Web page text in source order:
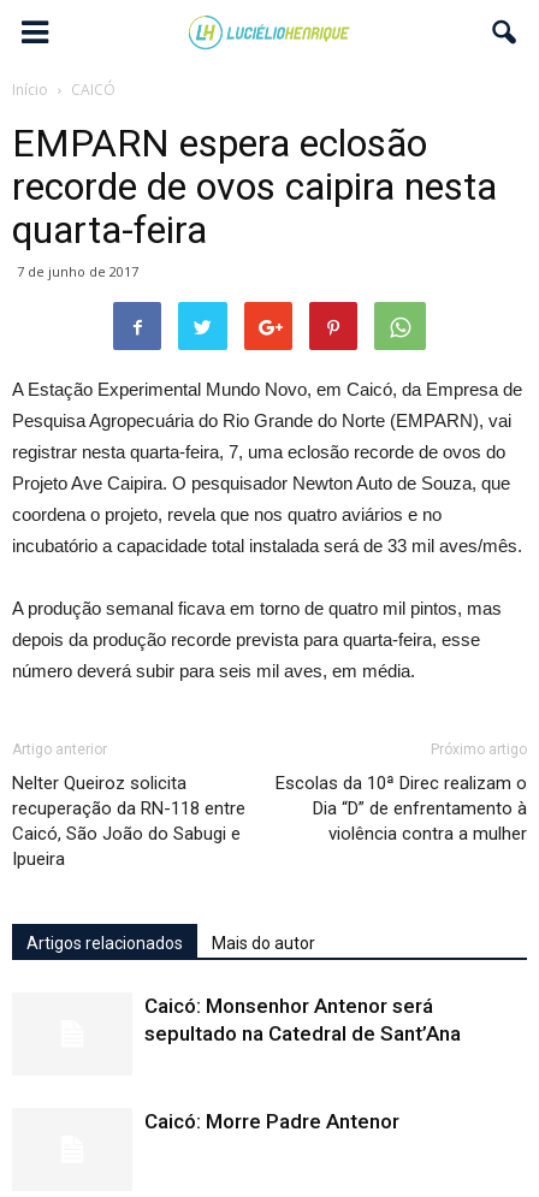
Início CAICÓ
EMPARN espera eclosão
recorde de ovos caipira nesta
quarta-feira
7 de junho de 2017
A Estação Experimental Mundo Novo, em Caicó, da Empresa de
Pesquisa Agropecuária do Rio Grande do Norte (EMPARN), vai
registrar nesta quarta-feira, 7, uma eclosão recorde de ovos do
Projeto Ave Caipira. O pesquisador Newton Auto de Souza, que
coordena o projeto, revela que nos quatro aviários e no
incubatório a capacidade total instalada será de 33 mil aves/mês.
A produção semanal ficava em torno de quatro mil pintos, mas
depois da produção recorde prevista para quarta-feira, esse
número deverá subir para seis mil aves, em média.
Artigo anterior
Nelter Queiroz solicita
recuperação da RN-118 entre
Caicó, São João do Sabugi e
Ipueira
Próximo artigo
Escolas da 10ª Direc realizam o
Dia “D” de enfrentamento à
violência contra a mulher
Artigos relacionados Mais do autor
Caicó: Monsenhor Antenor será
sepultado na Catedral de Sant’Ana
Caicó: Morre Padre Antenor